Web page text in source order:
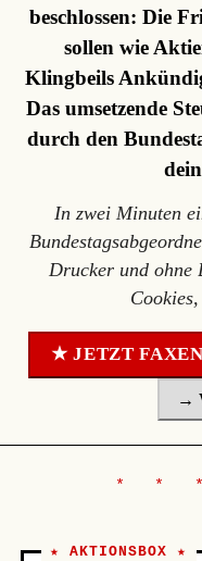
beschlossen: Die
sollen wie
Klingbeils
Das umsetzende
durch den
In zwei Minuten
Drucker und ohne
★ JETZT
→
★ AKTIONSBOX ★